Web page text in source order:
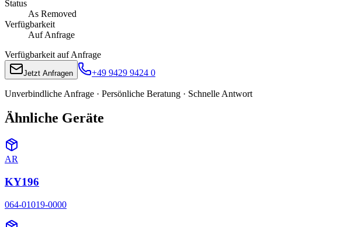
Status
As Removed
Verfügbarkeit
Auf Anfrage
Verfügbarkeit auf Anfrage
Jetzt Anfragen +49 9429 9424 0
Unverbindliche Anfrage · Persönliche Beratung · Schnelle Antwort
Ähnliche Geräte
AR
KY196
064-01019-0000